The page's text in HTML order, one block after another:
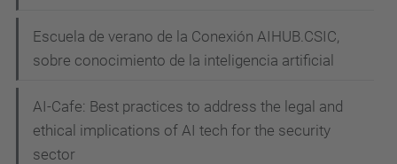
Escuela de verano de la Conexión AIHUB.CSIC,
sobre conocimiento de la inteligencia artificial
AI-Cafe: Best practices to address the legal and
ethical implications of AI tech for the security
sector